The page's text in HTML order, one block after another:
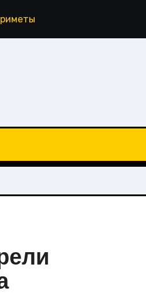
и что говорит традиция